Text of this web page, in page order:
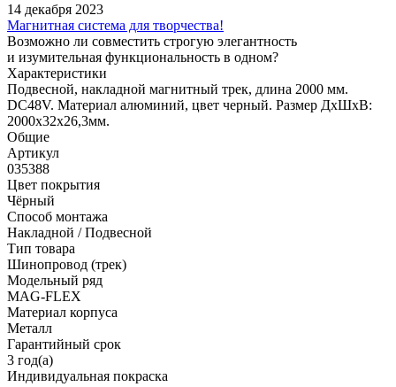
14 декабря 2023
Магнитная система для творчества!
Возможно ли совместить строгую элегантность
и изумительная функциональность в одном?
Характеристики
Подвесной, накладной магнитный трек, длина 2000 мм.
DC48V. Материал алюминий, цвет черный. Размер ДxШxВ:
2000x32x26,3мм.
Общие
Артикул
035388
Цвет покрытия
Чёрный
Способ монтажа
Накладной / Подвесной
Тип товара
Шинопровод (трек)
Модельный ряд
MAG-FLEX
Материал корпуса
Металл
Гарантийный срок
3 год(а)
Индивидуальная покраска